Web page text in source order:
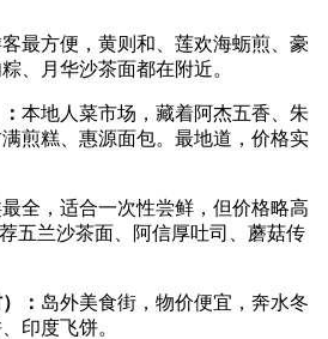
最方便，黄则和、莲欢海蛎煎、豪
、月华沙茶面都在附近。
本地人菜市场，藏着阿杰五香、朱
煎糕、惠源面包。最地道，价格实
全，适合一次性尝鲜，但价格略高
荐五兰沙茶面、阿信厚吐司、蘑菇传
： 岛外美食街，物价便宜，奔水冬
印度飞饼。